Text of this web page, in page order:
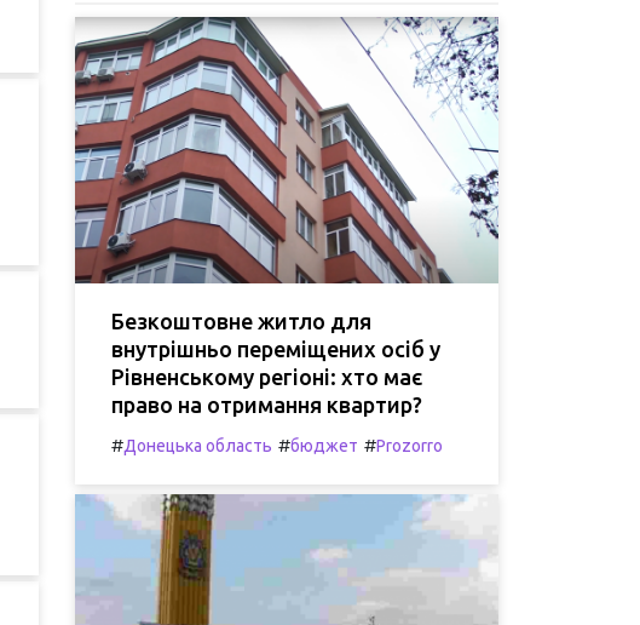
Безкоштовне житло для
внутрішньо переміщених осіб у
Рівненському регіоні: хто має
право на отримання квартир?
#Донецька область #бюджет #Prozorro